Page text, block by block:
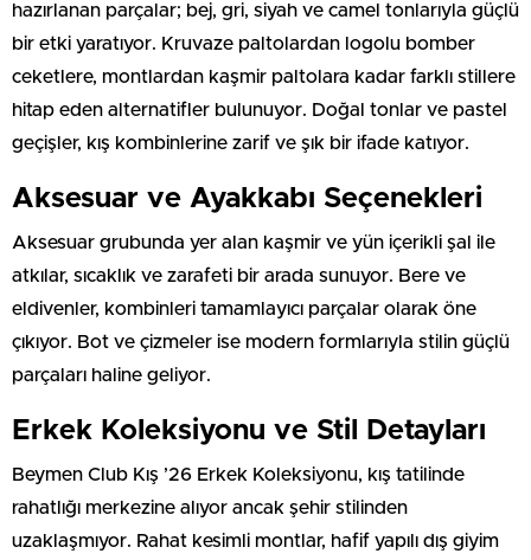
hazırlanan parçalar; bej, gri, siyah ve camel tonlarıyla güçlü
bir etki yaratıyor. Kruvaze paltolardan logolu bomber
ceketlere, montlardan kaşmir paltolara kadar farklı stillere
hitap eden alternatifler bulunuyor. Doğal tonlar ve pastel
geçişler, kış kombinlerine zarif ve şık bir ifade katıyor.
Aksesuar ve Ayakkabı Seçenekleri
Aksesuar grubunda yer alan kaşmir ve yün içerikli şal ile
atkılar, sıcaklık ve zarafeti bir arada sunuyor. Bere ve
eldivenler, kombinleri tamamlayıcı parçalar olarak öne
çıkıyor. Bot ve çizmeler ise modern formlarıyla stilin güçlü
parçaları haline geliyor.
Erkek Koleksiyonu ve Stil Detayları
Beymen Club Kış ’26 Erkek Koleksiyonu, kış tatilinde
rahatlığı merkezine alıyor ancak şehir stilinden
uzaklaşmıyor. Rahat kesimli montlar, hafif yapılı dış giyim